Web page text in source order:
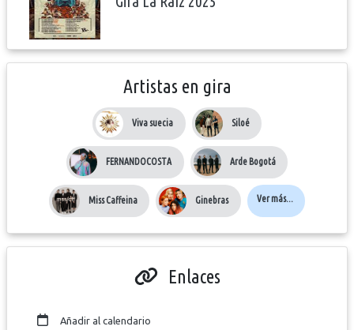
Artistas en gira
Viva suecia Siloé
FERNANDOCOSTA Arde Bogotá
Miss Caffeina Ginebras Ver más...
Enlaces
Añadir al calendario